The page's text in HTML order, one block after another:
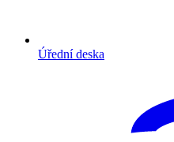
Úřední deska